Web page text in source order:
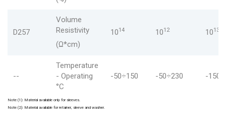
D257
Volume
Resistivity
(Ω*cm)
1014 1012 1013
--
Temperature
- Operating
°C
-50÷150 -50÷230 -
Note (1): Material available only for sleeves.
Note (2): Material available for retainer, sleeve and washer.